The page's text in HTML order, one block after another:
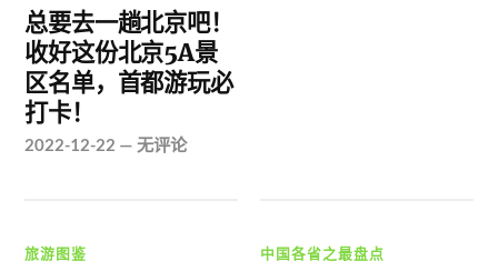
总要去一趟北京吧！
收好这份北京5A景
区名单，首都游玩必
打卡！
2022-12-22 —无评论
旅游图鉴 中国各省之最盘点